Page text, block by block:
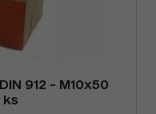
912 - M10x50
ks